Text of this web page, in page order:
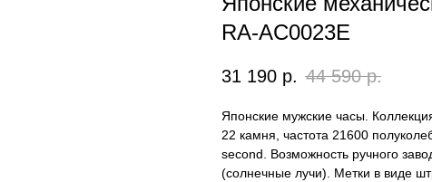
RA-AC0023E
31 190 р. 44 590 р.
Японские мужские часы.
22 камня, частота 21600
second. Возможность ручного
(солнечные лучи). Метки в виде